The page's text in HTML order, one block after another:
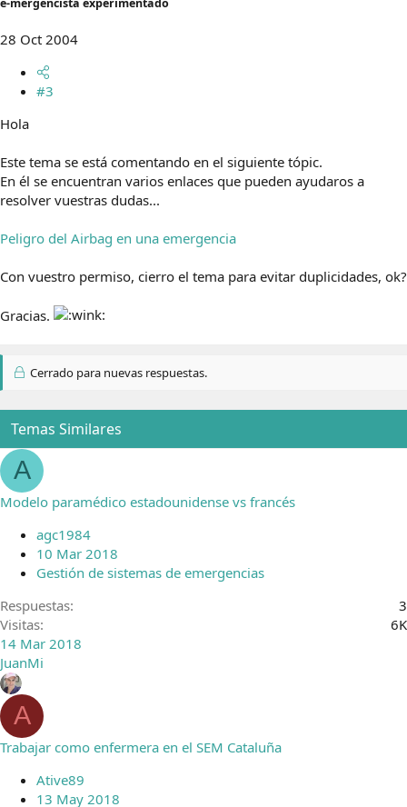
e-mergencista experimentado
28 Oct 2004
#3
Hola
Este tema se está comentando en el siguiente tópic.
En él se encuentran varios enlaces que pueden ayudaros a
resolver vuestras dudas...
Peligro del Airbag en una emergencia
Con vuestro permiso, cierro el tema para evitar duplicidades, ok?
Gracias.
Cerrado para nuevas respuestas.
Temas Similares
A
Modelo paramédico estadounidense vs francés
agc1984
10 Mar 2018
Gestión de sistemas de emergencias
Respuestas
3
Visitas
6K
14 Mar 2018
JuanMi
A
Trabajar como enfermera en el SEM Cataluña
Ative89
13 May 2018